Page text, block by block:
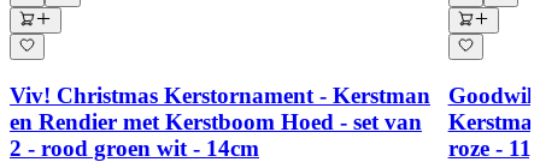
Viv! Christmas Kerstornament - Kerstman
en Rendier met Kerstboom Hoed - set van
2 - rood groen wit - 14cm
roze -